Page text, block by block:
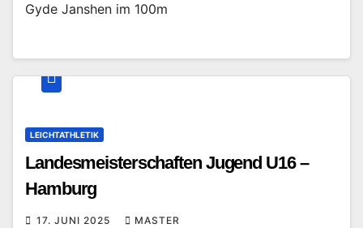
Gyde Janshen im 100m
LEICHTATHLETIK
Landesmeisterschaften Jugend U16 –
Hamburg
17. JUNI 2025 MASTER